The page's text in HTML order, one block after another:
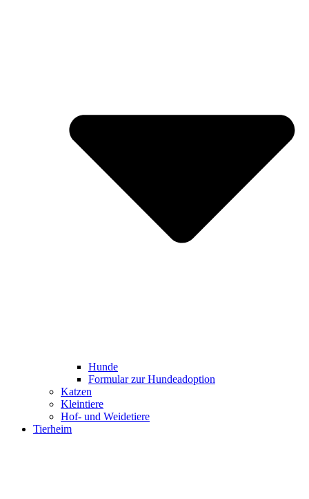
Hunde
Formular zur Hundeadoption
Katzen
Kleintiere
Hof- und Weidetiere
Tierheim